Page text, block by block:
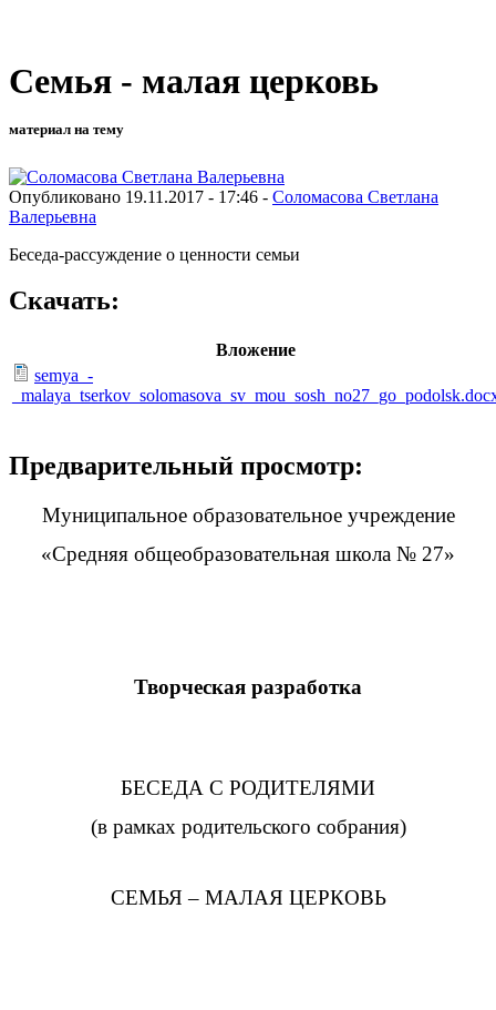
Семья - малая церковь
материал на тему
Опубликовано 19.11.2017 - 17:46 - Соломасова Светлана
Валерьевна
Беседа-рассуждение о ценности семьи
Скачать:
Вложение
semya_-
Предварительный просмотр:
Муниципальное образовательное учреждение
«Средняя общеобразовательная школа № 27»
Творческая разработка
БЕСЕДА С РОДИТЕЛЯМИ
(в рамках родительского собрания)
СЕМЬЯ – МАЛАЯ ЦЕРКОВЬ